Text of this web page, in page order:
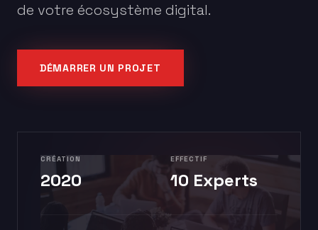
de votre écosystème digital.
DÉMARRER UN PROJET
CRÉATION
2020
EFFECTIF
10 Experts